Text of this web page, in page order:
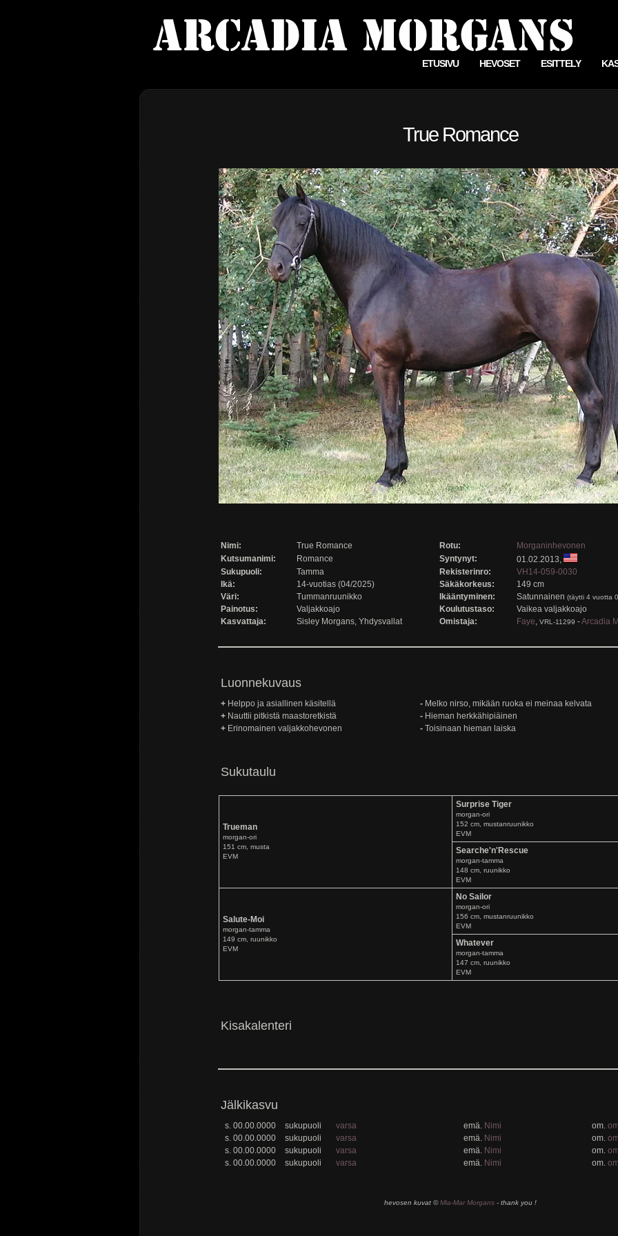
ETUSIVU HEVOSET ESITTELY
True Romance
Nimi: True Romance Rotu:
Morganinhevonen
Kutsumanimi:
Romance Syntynyt:
01.02.2013,
Sukupuoli:
Tamma Rekisterinro:
VH14-059-0030
Ikä:
14-vuotias (04/2025) Säkäkorkeus:
149 cm
Väri:
Tummanruunikko Ikääntyminen: Satunnainen (täytti 4 vuotta
Painotus: Valjakkoajo Koulutustaso:
Vaikea valjakkoajo
Kasvattaja:
Sisley Morgans, Yhdysvallat Omistaja: Faye, VRL-11299 -Arcadia
Luonnekuvaus
+ Helppo ja asiallinen käsitellä - Melko nirso, mikään ruoka ei meinaa kelvata
+ Nauttii pitkistä maastoretkistä - Hieman herkkähipiäinen
+ Erinomainen valjakkohevonen - Toisinaan hieman laiska
Sukutaulu
Trueman
morgan-ori
151 cm, musta
EVM
Surprise Tiger
morgan-ori
152 cm, mustanruunikko
EVM
Searche'n'Rescue
morgan-tamma
148 cm, ruunikko
EVM
Salute-Moi
morgan-tamma
149 cm, ruunikko
EVM
No Sailor
morgan-ori
156 cm, mustanruunikko
EVM
Whatever
morgan-tamma
147 cm, ruunikko
EVM
Kisakalenteri
Jälkikasvu
s. 00.00.0000 sukupuoli varsa emä. Nimi om.
s. 00.00.0000
sukupuoli varsa emä. Nimi om.
s. 00.00.0000
sukupuoli varsa emä. Nimi om.
s. 00.00.0000
sukupuoli varsa emä. Nimi om.
hevosen kuvat ©Mia-Mar Morgans- thank you !